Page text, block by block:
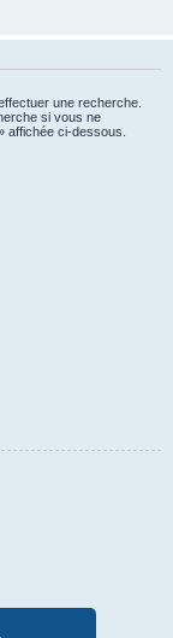
une recherche.
si vous ne
affichée ci-dessous.